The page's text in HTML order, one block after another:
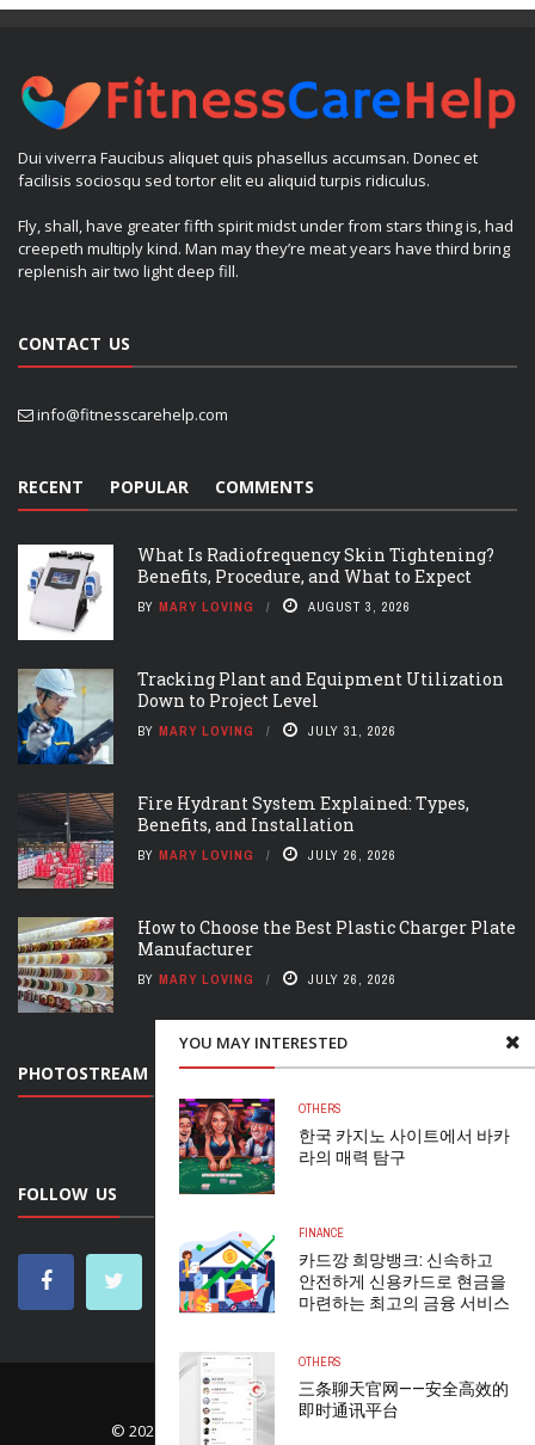
YOU MAY INTERESTED
OTHERS
한국 카지노 사이트에서 바카
라의 매력 탐구
FINANCE
카드깡 희망뱅크: 신속하고
안전하게 신용카드로 현금을
마련하는 최고의 금융 서비스
OTHERS
三条聊天官网——安全高效的
即时通讯平台
Dui viverra Faucibus aliquet quis phasellus accumsan. Donec et
facilisis sociosqu sed tortor elit eu aliquid turpis ridiculus.
Fly, shall, have greater fifth spirit midst under from stars thing is, had
creepeth multiply kind. Man may they’re meat years have third bring
replenish air two light deep fill.
CONTACT US
info@fitnesscarehelp.com
RECENT POPULAR COMMENTS
What Is Radiofrequency Skin Tightening?
Benefits, Procedure, and What to Expect
BY MARY LOVING AUGUST 3, 2026
Tracking Plant and Equipment Utilization
Down to Project Level
BY MARY LOVING JULY 31, 2026
Fire Hydrant System Explained: Types,
Benefits, and Installation
BY MARY LOVING JULY 26, 2026
How to Choose the Best Plastic Charger Plate
Manufacturer
BY MARY LOVING JULY 26, 2026
PHOTOSTREAM
FOLLOW US
HOME CONTACT US
© 2023 Fitnesscarehelp. All rights reserved.